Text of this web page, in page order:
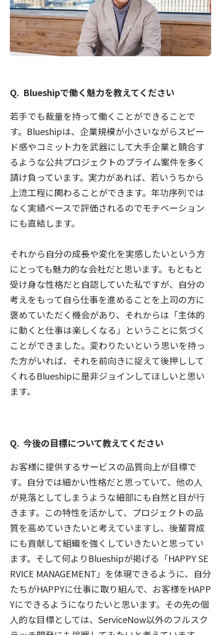
Blueshipで働く魅力を教えてください
若手でも裁量を持って働くことができることで
す。Blueshipは、企業規模が小さいながらスピー
ド感やコミット力を武器にして大手企業と競合す
るような公共プロジェクトのプライム案件を多く
請け負っています。実力があれば、若いうちから
上流工程に関わることができます。年功序列では
なく実績ベースで評価されるのでモチベーション
にも直結します。
それから自分の成長や変化を実感したいという方
にとっても魅力的な会社だと思います。もともと
受け身な性格だと自認していた私ですが、自分の
考えをもって自ら仕事を進めることを上司の方に
褒めていただく機会があり、それからは「主体的
に動くと仕事は楽しくなる」ということに気づく
ことができました。変わりたいという思いを持っ
た方がいれば、それを前向きに捉えて後押しして
くれるBlueshipに是非ジョインしてほしいと思い
ます。
今後の目標について教えてください
お客様に提供するサービスの品質向上が目標で
す。自分では細かい性格だと思っていて、他の人
が見落としてしまうような細部にも自然と目が行
きます。この特性を活かして、プロジェクトの品
質を高めていきたいと考えていますし、後輩育成
にも貢献して組織を強くしていきたいと思ってい
ます。そして何よりBlueshipが掲げる「HAPPY SE
RVICE MANAGEMENT」を体現できるように、自分
たちがHAPPYに仕事に取り組んで、お客様をHAPP
Yにできるようになりたいと思います。その先の個
人的な目標としては、ServiceNow以外のフルスク